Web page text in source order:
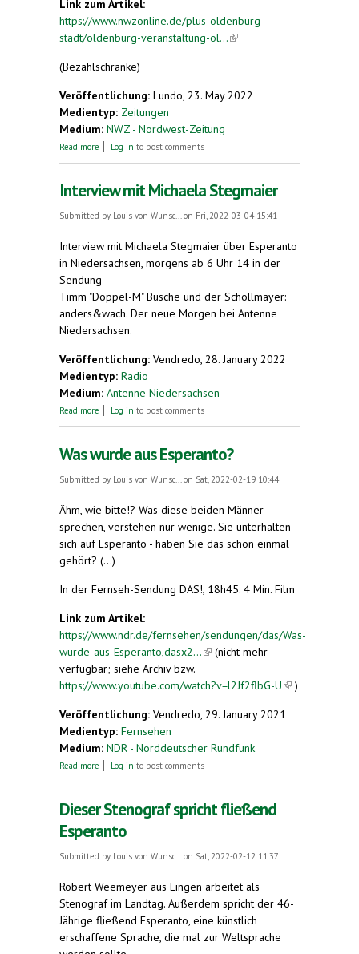
Link zum Artikel:
https://www.nwzonline.de/plus-oldenburg-
stadt/oldenburg-veranstaltung-ol...(link is
(Bezahlschranke)
Veröffentlichung: Lundo, 23. May 2022
Medientyp: Zeitungen
Medium: NWZ - Nordwest-Zeitung
Read more about Esperantisten widmen sich Nachhaltigkeit
Log in to post comments
Interview mit Michaela Stegmaier
Submitted by Louis von Wunsc...on Fri, 2022-03-04 15:41
Interview mit Michaela Stegmaier über Esperanto
in Niedersachsen, morgens ab 6 Uhr 14 in der
Sendung
Timm "Doppel-M" Busche und der Schollmayer:
anders&wach. Der neue Morgen bei Antenne
Niedersachsen.
Veröffentlichung: Vendredo, 28. January 2022
Medientyp: Radio
Medium: Antenne Niedersachsen
Read more about Interview mit Michaela Stegmaier
Log in to post comments
Was wurde aus Esperanto?
Submitted by Louis von Wunsc...on Sat, 2022-02-19 10:44
Ähm, wie bitte!? Was diese beiden Männer
sprechen, verstehen nur wenige. Sie unterhalten
sich auf Esperanto - haben Sie das schon einmal
gehört? (...)
In der Fernseh-Sendung DAS!, 18h45. 4 Min. Film
Link zum Artikel:
https://www.ndr.de/fernsehen/sendungen/das/Was-
wurde-aus-Esperanto,dasx2...(link is external)
(nicht mehr
verfügbar; siehe Archiv bzw.
https://www.youtube.com/watch?v=l2Jf2flbG-U(link is
)
Veröffentlichung: Vendredo, 29. January 2021
Medientyp: Fernsehen
Medium: NDR - Norddeutscher Rundfunk
Read more about Was wurde aus Esperanto?
Log in to post comments
Dieser Stenograf spricht fließend
Esperanto
Submitted by Louis von Wunsc...on Sat, 2022-02-12 11:37
Robert Weemeyer aus Lingen arbeitet als
Stenograf im Landtag. Außerdem spricht der 46-
Jährige fließend Esperanto, eine künstlich
erschaffene Sprache, die mal zur Weltsprache